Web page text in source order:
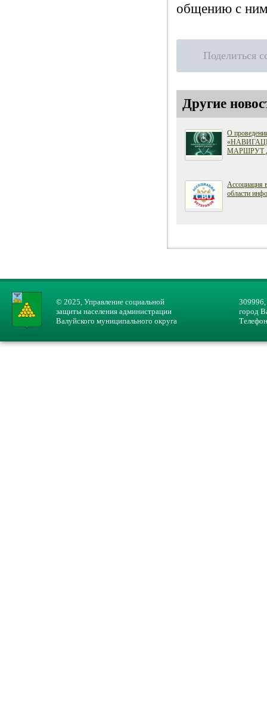
общению с
Поделиться
Другие
О
МАРШРУТ
Ассоциация
области
© 2025, Управление социальной
защиты населения администрации
Валуйского муниципального округа
309996,
город